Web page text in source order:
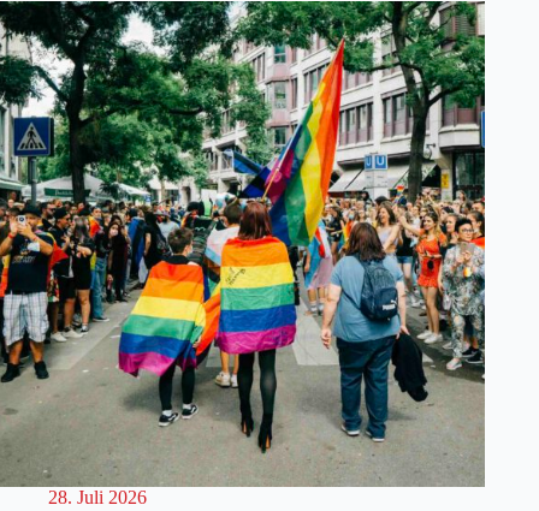
28. Juli 2026